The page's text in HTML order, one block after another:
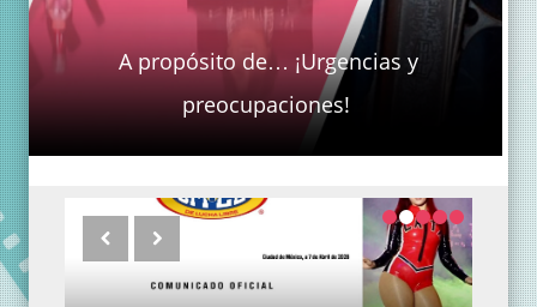
A propósito de… ¡Urgencias y
preocupaciones!